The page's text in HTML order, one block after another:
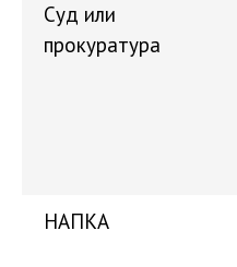
Суд или
прокуратура
НАПКА